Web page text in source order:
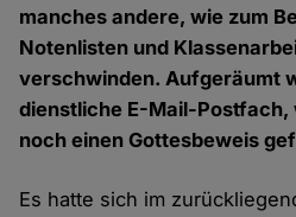
manches andere, wie zum
Notenlisten und
verschwinden. Aufgeräumt
dienstliche E-Mail-
noch einen Gottesbeweis
Es hatte sich im